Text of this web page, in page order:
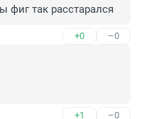
так расстарался
+0 –0
+1 –0